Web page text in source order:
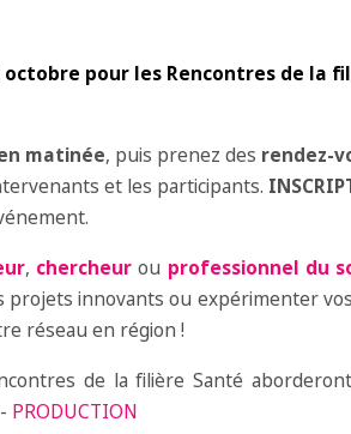
pour les Rencontres de la
matinée, puis prenez des rendez-
et les participants.
, chercheur ou professionnel du
innovants ou expérimenter
réseau en région !
de la filière Santé
- PRODUCTION